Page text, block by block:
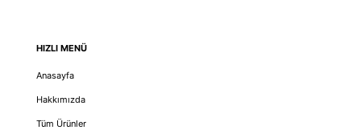
HIZLI MENÜ
Anasayfa
Hakkımızda
Tüm Ürünler